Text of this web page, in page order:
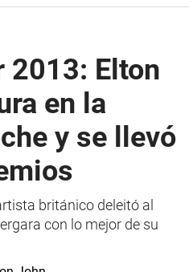
2013: Elton
en la
y se llevó
británico deleitó al
con lo mejor de su